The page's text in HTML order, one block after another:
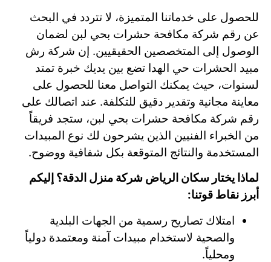
للحصول على خدماتنا المتميزة، لا تتردد في البحث
عن رقم شركة مكافحة حشرات بحي لبن لضمان
الوصول إلى المتخصصين الحقيقيين. إن شركة رش
مبيد الحشرات حي الهدا تضع بين يديك خبرة تمتد
لسنوات، حيث يمكنك التواصل معنا للحصول على
معاينة مجانية وتقدير دقيق للتكلفة. عند اتصالك على
رقم شركة مكافحة حشرات بحي لبن، ستجد فريقاً
من الخبراء الفنيين الذين يشرحون لك نوع المبيدات
المستخدمة والنتائج المتوقعة بكل شفافية ووضوح.
لماذا يختار سكان الرياض شركة منزل الدقة؟ إليكم
أبرز نقاط قوتنا:
امتلاك تصاريح رسمية من الجهات البلدية
والصحية لاستخدام مبيدات آمنة ومعتمدة دولياً
ومحلياً.